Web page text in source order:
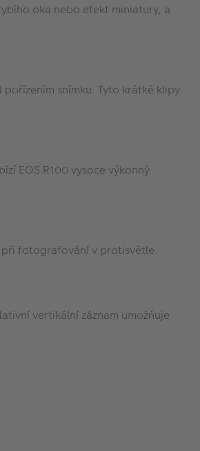
oka nebo efekt miniatury, a
snímku. Tyto krátké klipy
EOS R100 vysoce výkonný
při fotografování v protisvětle.
vertikální záznam umožňuje